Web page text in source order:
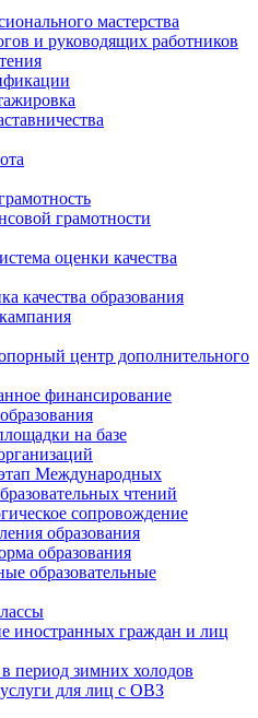
мастерства
и руководящих работников
грамотности
оценки качества
качества образования
центр дополнительного
финансирование
на базе
Международных
чтений
сопровождение
образования
образования
образовательные
иностранных граждан и лиц
период зимних холодов
для лиц с ОВЗ